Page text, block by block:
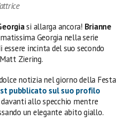
si allarga ancora! Brianne
Georgia nella serie
incinta del suo secondo
Ziering.
notizia nel giorno della Festa
pubblicato sul suo profilo
davanti allo specchio mentre
un elegante abito giallo.